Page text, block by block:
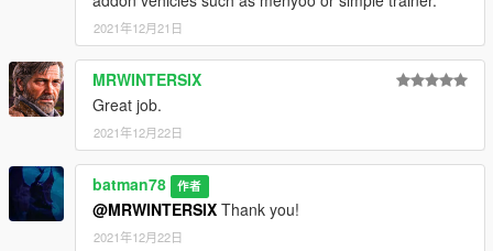
2021年12月21日
MRWINTERSIX
Great job.
2021年12月22日
batman78 作者
@MRWINTERSIX Thank you!
2021年12月22日